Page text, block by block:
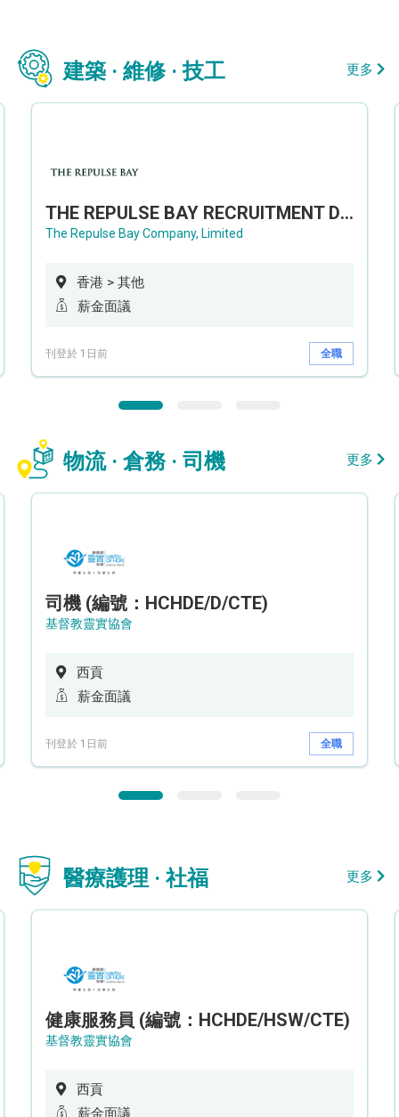
建築 · 維修 · 技工 更多
THE REPULSE BAY RECRUITMENT DAY 淺水灣影灣園人才招聘會
The Repulse Bay Company, Limited
香港 > 其他
薪金面議
刊登於 1日前 全職
物流 · 倉務 · 司機 更多
司機 (編號：HCHDE/D/CTE)
基督教靈實協會
西貢
薪金面議
刊登於 1日前 全職
醫療護理 · 社福 更多
健康服務員 (編號：HCHDE/HSW/CTE)
基督教靈實協會
西貢
薪金面議